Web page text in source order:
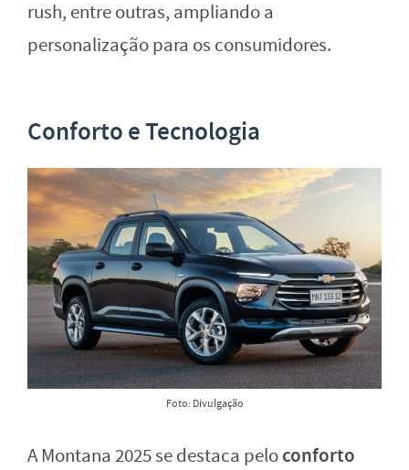
rush, entre outras, ampliando a
personalização para os consumidores.
Conforto e Tecnologia
Foto: Divulgação
A Montana 2025 se destaca peloconforto